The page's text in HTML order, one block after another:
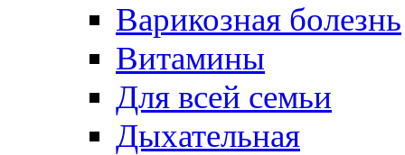
Варикозная болезнь
Витамины
Для всей семьи
Дыхательная